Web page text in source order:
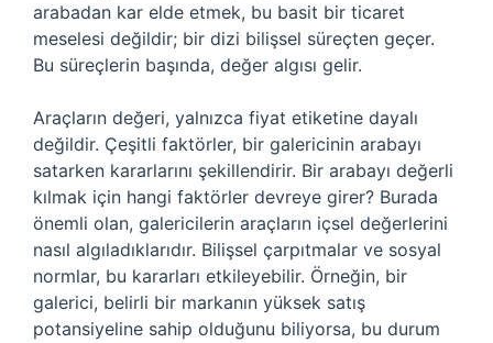
arabadan kar elde etmek, bu basit bir ticaret
meselesi değildir; bir dizi bilişsel süreçten geçer.
Bu süreçlerin başında, değer algısı gelir.
Araçların değeri, yalnızca fiyat etiketine dayalı
değildir. Çeşitli faktörler, bir galericinin arabayı
satarken kararlarını şekillendirir. Bir arabayı değerli
kılmak için hangi faktörler devreye girer? Burada
önemli olan, galericilerin araçların içsel değerlerini
nasıl algıladıklarıdır. Bilişsel çarpıtmalar ve sosyal
normlar, bu kararları etkileyebilir. Örneğin, bir
galerici, belirli bir markanın yüksek satış
potansiyeline sahip olduğunu biliyorsa, bu durum